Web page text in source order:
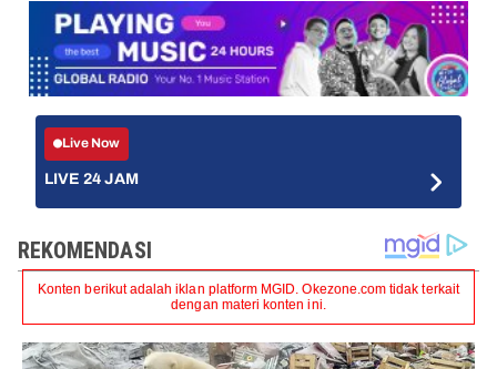
Live Now
LIVE 24 JAM